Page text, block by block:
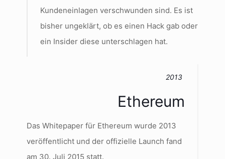
Kundeneinlagen verschwunden sind. Es ist
bisher ungeklärt, ob es einen Hack gab oder
ein Insider diese unterschlagen hat.
2013
Ethereum
Das Whitepaper für Ethereum wurde 2013
veröffentlicht und der offizielle Launch fand
am 30. Juli 2015 statt.